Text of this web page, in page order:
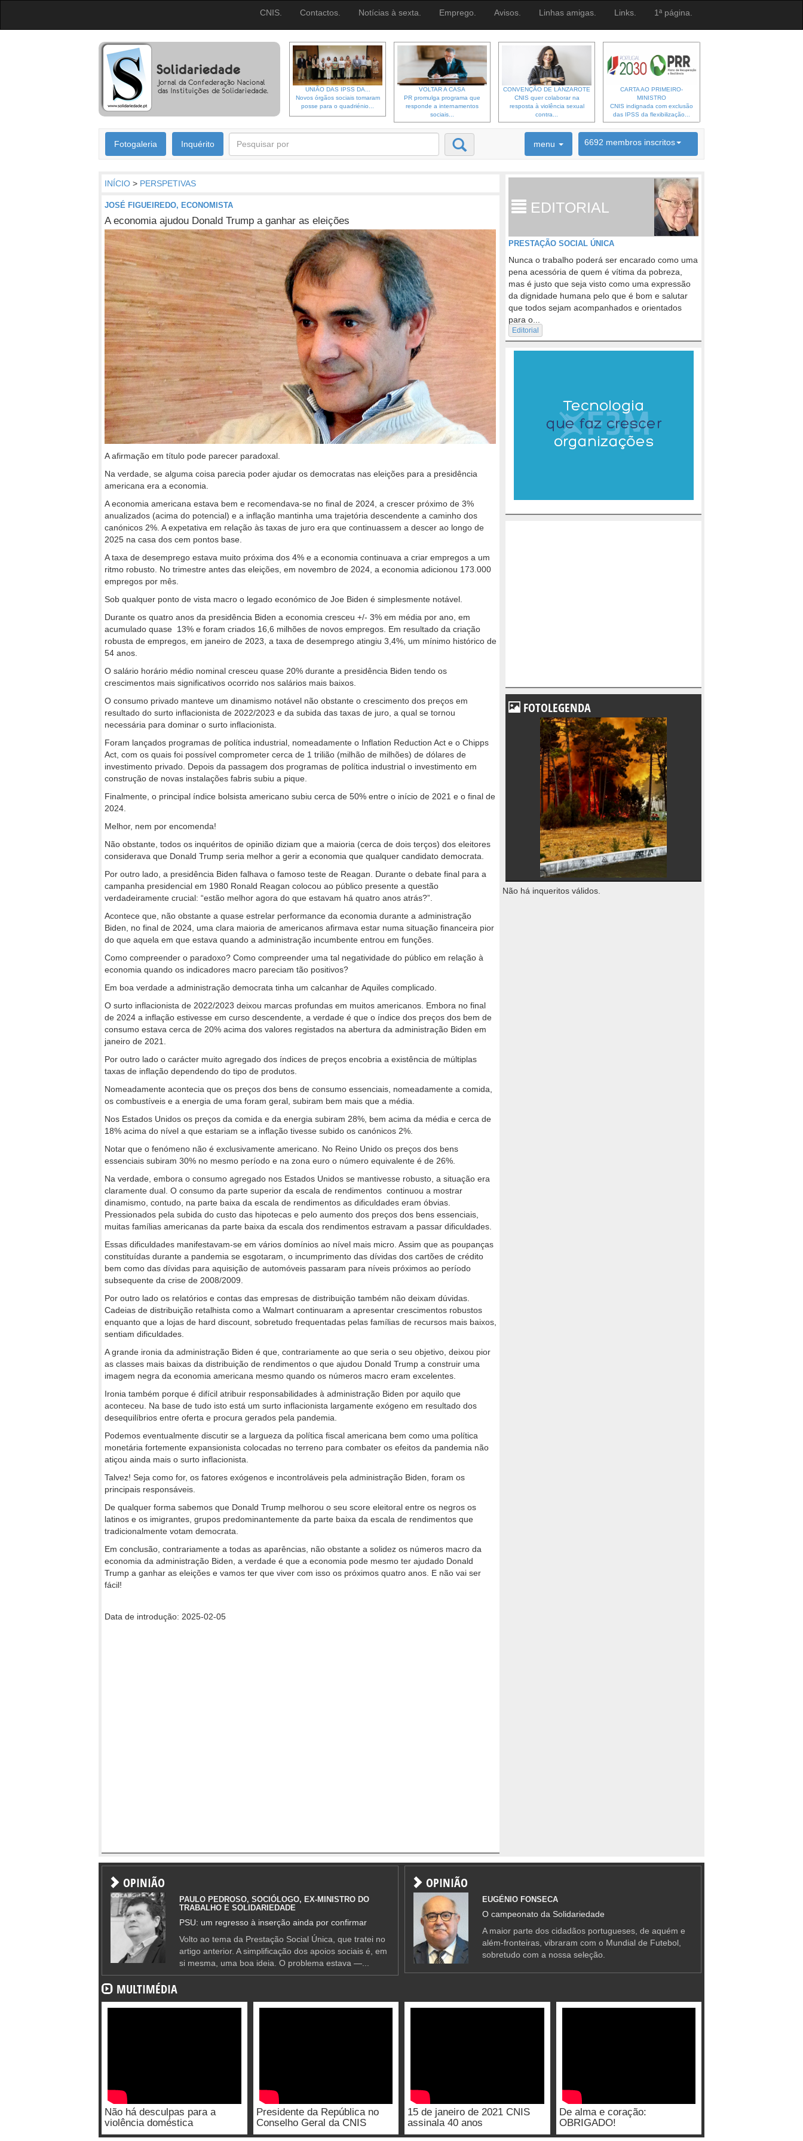
CNIS. Contactos. Notícias à sexta. Emprego. Avisos. Linhas amigas. Links. 1ª página.
UNIÃO DAS IPSS DA...
Novos órgãos sociais tomaram
posse para o quadriénio...
VOLTAR A CASA
PR promulga programa que
responde a internamentos
sociais...
CONVENÇÃO DE LANZAROTE
CNIS quer colaborar na
resposta à violência sexual
contra...
CARTA AO PRIMEIRO-
MINISTRO
CNIS indignada com exclusão
das IPSS da flexibilização...
Fotogaleria Inquérito menu 6692 membros inscritos
INÍCIO > PERSPETIVAS
JOSÉ FIGUEIREDO, ECONOMISTA
A economia ajudou Donald Trump a ganhar as eleições
A afirmação em título pode parecer paradoxal.
Na verdade, se alguma coisa parecia poder ajudar os democratas nas eleições para a presidência
americana era a economia.
A economia americana estava bem e recomendava-se no final de 2024, a crescer próximo de 3%
anualizados (acima do potencial) e a inflação mantinha uma trajetória descendente a caminho dos
canónicos 2%. A expetativa em relação às taxas de juro era que continuassem a descer ao longo de
2025 na casa dos cem pontos base.
A taxa de desemprego estava muito próxima dos 4% e a economia continuava a criar empregos a um
ritmo robusto. No trimestre antes das eleições, em novembro de 2024, a economia adicionou 173.000
empregos por mês.
Sob qualquer ponto de vista macro o legado económico de Joe Biden é simplesmente notável.
Durante os quatro anos da presidência Biden a economia cresceu +/- 3% em média por ano, em
acumulado quase 13% e foram criados 16,6 milhões de novos empregos. Em resultado da criação
robusta de empregos, em janeiro de 2023, a taxa de desemprego atingiu 3,4%, um mínimo histórico de
54 anos.
O salário horário médio nominal cresceu quase 20% durante a presidência Biden tendo os
crescimentos mais significativos ocorrido nos salários mais baixos.
O consumo privado manteve um dinamismo notável não obstante o crescimento dos preços em
resultado do surto inflacionista de 2022/2023 e da subida das taxas de juro, a qual se tornou
necessária para dominar o surto inflacionista.
Foram lançados programas de política industrial, nomeadamente o Inflation Reduction Act e o Chipps
Act, com os quais foi possível comprometer cerca de 1 trilião (milhão de milhões) de dólares de
investimento privado. Depois da passagem dos programas de política industrial o investimento em
construção de novas instalações fabris subiu a pique.
Finalmente, o principal índice bolsista americano subiu cerca de 50% entre o início de 2021 e o final de
2024.
Melhor, nem por encomenda!
Não obstante, todos os inquéritos de opinião diziam que a maioria (cerca de dois terços) dos eleitores
considerava que Donald Trump seria melhor a gerir a economia que qualquer candidato democrata.
Por outro lado, a presidência Biden falhava o famoso teste de Reagan. Durante o debate final para a
campanha presidencial em 1980 Ronald Reagan colocou ao público presente a questão
verdadeiramente crucial: “estão melhor agora do que estavam há quatro anos atrás?”.
Acontece que, não obstante a quase estrelar performance da economia durante a administração
Biden, no final de 2024, uma clara maioria de americanos afirmava estar numa situação financeira pior
do que aquela em que estava quando a administração incumbente entrou em funções.
Como compreender o paradoxo? Como compreender uma tal negatividade do público em relação à
economia quando os indicadores macro pareciam tão positivos?
Em boa verdade a administração democrata tinha um calcanhar de Aquiles complicado.
O surto inflacionista de 2022/2023 deixou marcas profundas em muitos americanos. Embora no final
de 2024 a inflação estivesse em curso descendente, a verdade é que o índice dos preços dos bem de
consumo estava cerca de 20% acima dos valores registados na abertura da administração Biden em
janeiro de 2021.
Por outro lado o carácter muito agregado dos índices de preços encobria a existência de múltiplas
taxas de inflação dependendo do tipo de produtos.
Nomeadamente acontecia que os preços dos bens de consumo essenciais, nomeadamente a comida,
os combustíveis e a energia de uma foram geral, subiram bem mais que a média.
Nos Estados Unidos os preços da comida e da energia subiram 28%, bem acima da média e cerca de
18% acima do nível a que estariam se a inflação tivesse subido os canónicos 2%.
Notar que o fenómeno não é exclusivamente americano. No Reino Unido os preços dos bens
essenciais subiram 30% no mesmo período e na zona euro o número equivalente é de 26%.
Na verdade, embora o consumo agregado nos Estados Unidos se mantivesse robusto, a situação era
claramente dual. O consumo da parte superior da escala de rendimentos continuou a mostrar
dinamismo, contudo, na parte baixa da escala de rendimentos as dificuldades eram óbvias.
Pressionados pela subida do custo das hipotecas e pelo aumento dos preços dos bens essenciais,
muitas famílias americanas da parte baixa da escala dos rendimentos estravam a passar dificuldades.
Essas dificuldades manifestavam-se em vários domínios ao nível mais micro. Assim que as poupanças
constituídas durante a pandemia se esgotaram, o incumprimento das dívidas dos cartões de crédito
bem como das dívidas para aquisição de automóveis passaram para níveis próximos ao período
subsequente da crise de 2008/2009.
Por outro lado os relatórios e contas das empresas de distribuição também não deixam dúvidas.
Cadeias de distribuição retalhista como a Walmart continuaram a apresentar crescimentos robustos
enquanto que a lojas de hard discount, sobretudo frequentadas pelas famílias de recursos mais baixos,
sentiam dificuldades.
A grande ironia da administração Biden é que, contrariamente ao que seria o seu objetivo, deixou pior
as classes mais baixas da distribuição de rendimentos o que ajudou Donald Trump a construir uma
imagem negra da economia americana mesmo quando os números macro eram excelentes.
Ironia também porque é difícil atribuir responsabilidades à administração Biden por aquilo que
aconteceu. Na base de tudo isto está um surto inflacionista largamente exógeno em resultado dos
desequilíbrios entre oferta e procura gerados pela pandemia.
Podemos eventualmente discutir se a largueza da política fiscal americana bem como uma política
monetária fortemente expansionista colocadas no terreno para combater os efeitos da pandemia não
atiçou ainda mais o surto inflacionista.
Talvez! Seja como for, os fatores exógenos e incontroláveis pela administração Biden, foram os
principais responsáveis.
De qualquer forma sabemos que Donald Trump melhorou o seu score eleitoral entre os negros os
latinos e os imigrantes, grupos predominantemente da parte baixa da escala de rendimentos que
tradicionalmente votam democrata.
Em conclusão, contrariamente a todas as aparências, não obstante a solidez os números macro da
economia da administração Biden, a verdade é que a economia pode mesmo ter ajudado Donald
Trump a ganhar as eleições e vamos ter que viver com isso os próximos quatro anos. E não vai ser
fácil!
Data de introdução: 2025-02-05
EDITORIAL
PRESTAÇÃO SOCIAL ÚNICA
Nunca o trabalho poderá ser encarado como uma
pena acessória de quem é vítima da pobreza,
mas é justo que seja visto como uma expressão
da dignidade humana pelo que é bom e salutar
que todos sejam acompanhados e orientados
para o...
Editorial
FOTOLEGENDA
Não há inqueritos válidos.
OPINIÃO
PAULO PEDROSO, SOCIÓLOGO, EX-MINISTRO DO
TRABALHO E SOLIDARIEDADE
PSU: um regresso à inserção ainda por confirmar
Volto ao tema da Prestação Social Única, que tratei no
artigo anterior. A simplificação dos apoios sociais é, em
si mesma, uma boa ideia. O problema estava —...
OPINIÃO
EUGÉNIO FONSECA
O campeonato da Solidariedade
A maior parte dos cidadãos portugueses, de aquém e
além-fronteiras, vibraram com o Mundial de Futebol,
sobretudo com a nossa seleção.
MULTIMÉDIA
Não há desculpas para a
violência doméstica
Presidente da República no
Conselho Geral da CNIS
15 de janeiro de 2021 CNIS
assinala 40 anos
De alma e coração:
OBRIGADO!